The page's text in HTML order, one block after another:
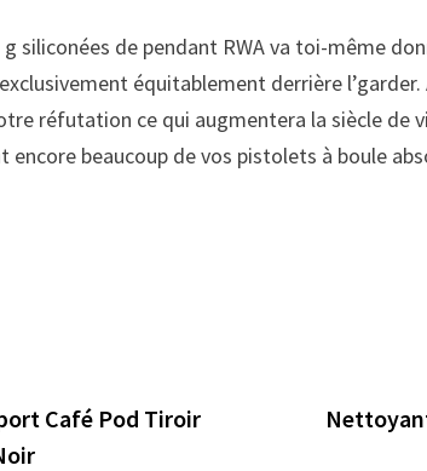
siliconées de pendant RWA va toi-même
équitablement derrière l’garder.
réfutation ce qui augmentera la siècle de
encore beaucoup de vos pistolets à boule
:
Café Pod Tiroir